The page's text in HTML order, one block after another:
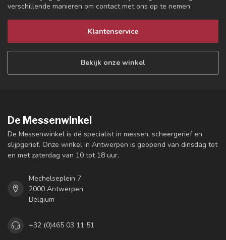
verschillende manieren om contact met ons op te nemen.
Klantenservice
Bekijk onze winkel
De Messenwinkel
De Messenwinkel is dé specialist in messen, scheergerief en
slijpgerief. Onze winkel in Antwerpen is geopend van dinsdag tot
en met zaterdag van 10 tot 18 uur.
Mechelseplein 7
2000 Antwerpen
Belgium
+32 (0)465 03 11 51